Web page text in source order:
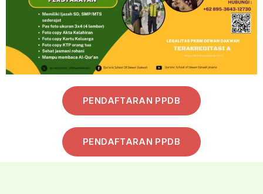
PENDAFTARAN PPDB
PENDAFTARAN PPDB